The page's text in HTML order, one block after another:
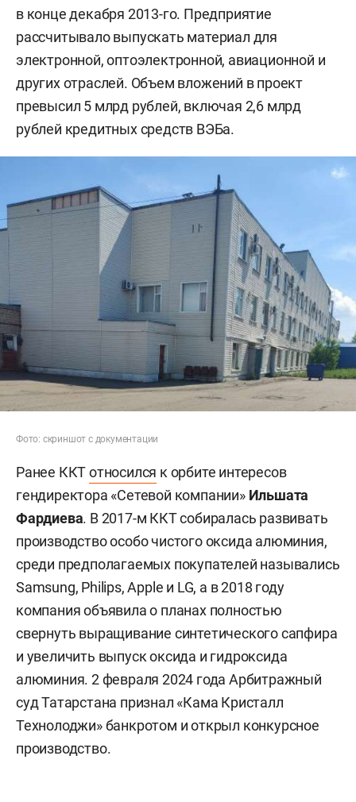
в конце декабря 2013-го. Предприятие
рассчитывало выпускать материал для
электронной, оптоэлектронной, авиационной и
других отраслей. Объем вложений в проект
превысил 5 млрд рублей, включая 2,6 млрд
рублей кредитных средств ВЭБа.
Фото: скриншот с документации
Ранее ККТотносился к орбите интересов
гендиректора «Сетевой компании» Ильшата
Фардиева. В 2017-м ККТ собиралась развивать
производство особо чистого оксида алюминия,
среди предполагаемых покупателей назывались
Samsung, Philips, Apple и LG, а в 2018 году
компания объявила о планах полностью
свернуть выращивание синтетического сапфира
и увеличить выпуск оксида и гидроксида
алюминия. 2 февраля 2024 года Арбитражный
суд Татарстана признал «Кама Кристалл
Технолоджи» банкротом и открыл конкурсное
производство.